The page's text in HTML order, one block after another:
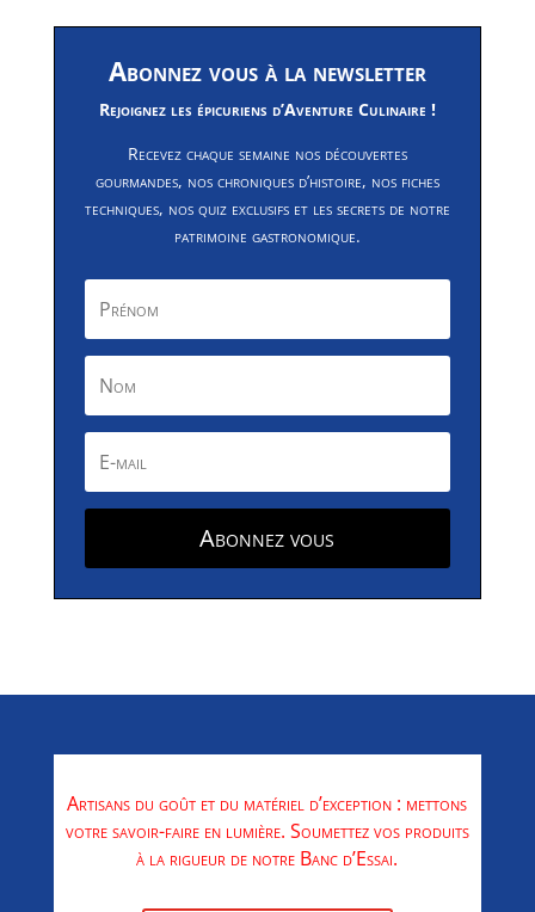
Abonnez vous à la newsletter
Rejoignez les épicuriens d’Aventure Culinaire !
Recevez chaque semaine nos découvertes
gourmandes, nos chroniques d’histoire, nos fiches
techniques, nos quiz exclusifs et les secrets de notre
patrimoine gastronomique.
Abonnez vous
Artisans du goût et du matériel d’exception : mettons
votre savoir-faire en lumière. Soumettez vos produits
à la rigueur de notre Banc d’Essai.